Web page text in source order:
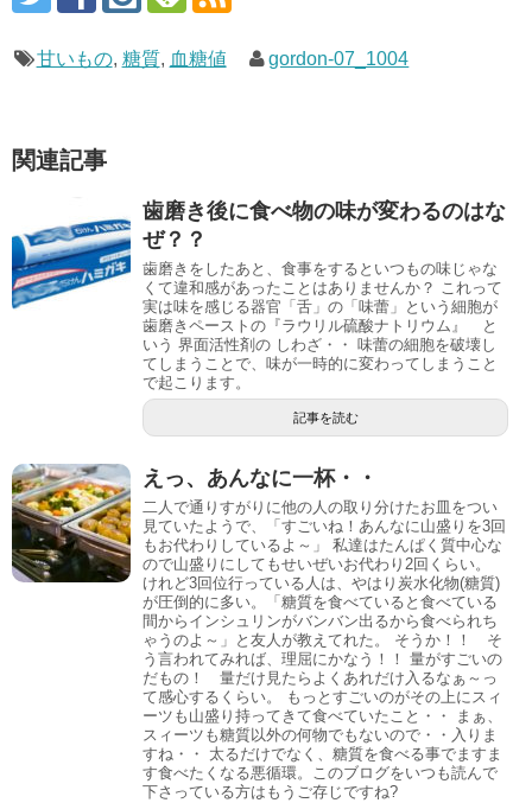
甘いもの, 糖質, 血糖値 gordon-07_1004
関連記事
歯磨き後に食べ物の味が変わるのはな
ぜ？？
歯磨きをしたあと、食事をするといつもの味じゃな
くて違和感があったことはありませんか？ これって
実は味を感じる器官「舌」の「味蕾」という細胞が
歯磨きペーストの『ラウリル硫酸ナトリウム』 と
いう 界面活性剤の しわざ・・ 味蕾の細胞を破壊し
てしまうことで、味が一時的に変わってしまうこと
で起こります。
記事を読む
えっ、あんなに一杯・・
二人で通りすがりに他の人の取り分けたお皿をつい
見ていたようで、「すごいね！あんなに山盛りを3回
もお代わりしているよ～」 私達はたんぱく質中心な
ので山盛りにしてもせいぜいお代わり2回くらい。
けれど3回位行っている人は、やはり炭水化物(糖質)
が圧倒的に多い。「糖質を食べていると食べている
間からインシュリンがバンバン出るから食べられち
ゃうのよ～」と友人が教えてれた。 そうか！！ そ
う言われてみれば、理屈にかなう！！ 量がすごいの
だもの！ 量だけ見たらよくあれだけ入るなぁ～っ
て感心するくらい。 もっとすごいのがその上にスィ
ーツも山盛り持ってきて食べていたこと・・ まぁ、
スィーツも糖質以外の何物でもないので・・入りま
すね・・ 太るだけでなく、糖質を食べる事でますま
す食べたくなる悪循環。このブログをいつも読んで
下さっている方はもうご存じですね?